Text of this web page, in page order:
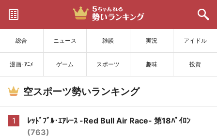
総合 ニュース 雑談 実況 アイドル
漫画･ｱﾆﾒ ゲーム スポーツ 趣味 投資
サイトを更新
空スポーツ勢いランキング
1
ﾚｯﾄﾞﾌﾞﾙ･ｴｱﾚｰｽ -Red Bull Air Race- 第18ﾊﾟｲﾛﾝ
(763)